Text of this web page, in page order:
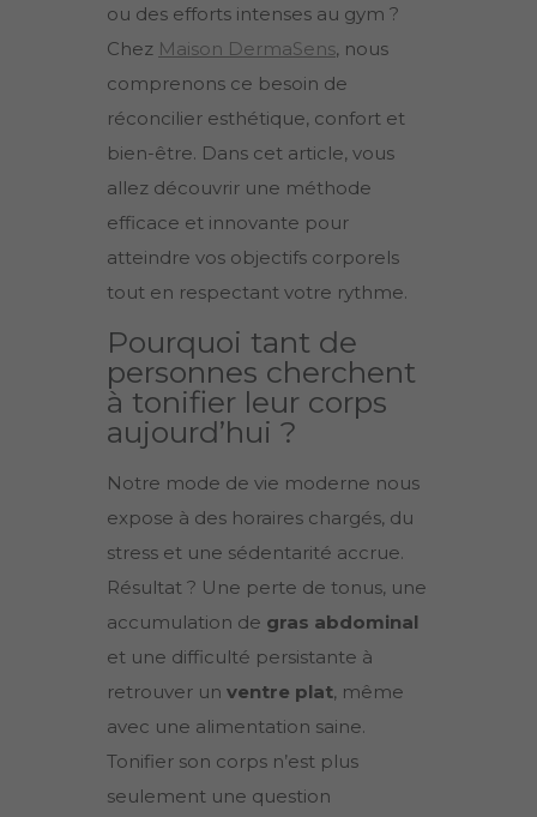
ou des efforts intenses au gym ?
Chez Maison DermaSens, nous
comprenons ce besoin de
réconcilier esthétique, confort et
bien-être. Dans cet article, vous
allez découvrir une méthode
efficace et innovante pour
atteindre vos objectifs corporels
tout en respectant votre rythme.
Pourquoi tant de
personnes cherchent
à tonifier leur corps
aujourd’hui ?
Notre mode de vie moderne nous
expose à des horaires chargés, du
stress et une sédentarité accrue.
Résultat ? Une perte de tonus, une
accumulation de gras abdominal
et une difficulté persistante à
retrouver un ventre plat, même
avec une alimentation saine.
Tonifier son corps n’est plus
seulement une question